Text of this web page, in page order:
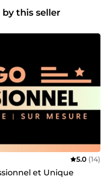
? Je suis Ludovic
racines à Hong Kong. Je
uniques de chaque
de votre projet et je
this seller
5.0 (14)
et Unique